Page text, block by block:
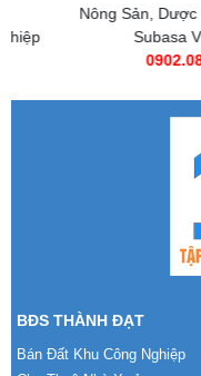
Nông Sản, Dược Liệu
Subasa Việt Nam
0902.088.558
BĐS THÀNH ĐẠT
Bán Đất Khu Công Nghiệp